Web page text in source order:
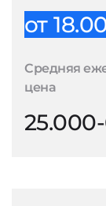
от
Средняя
цена